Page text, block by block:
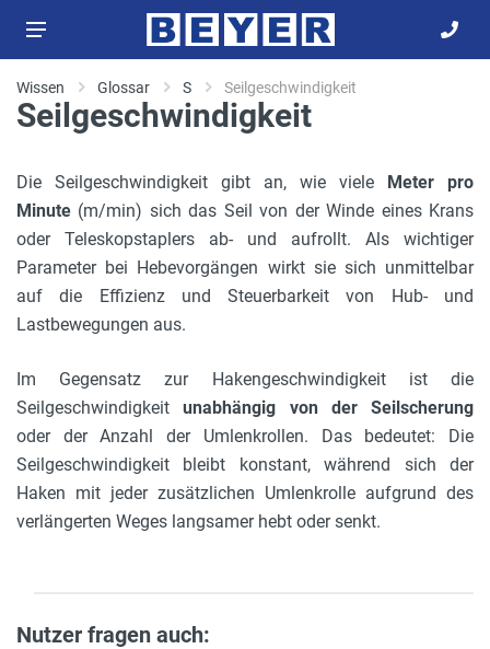
Wissen Glossar S Seilgeschwindigkeit
Seilgeschwindigkeit
Die Seilgeschwindigkeit gibt an, wie viele Meter pro
Minute (m/min) sich das Seil von der Winde eines Krans
oder Teleskopstaplers ab- und aufrollt. Als wichtiger
Parameter bei Hebevorgängen wirkt sie sich unmittelbar
auf die Effizienz und Steuerbarkeit von Hub- und
Lastbewegungen aus.
Im Gegensatz zur Hakengeschwindigkeit ist die
Seilgeschwindigkeitunabhängig von der Seilscherung
oder der Anzahl der Umlenkrollen. Das bedeutet: Die
Seilgeschwindigkeit bleibt konstant, während sich der
Haken mit jeder zusätzlichen Umlenkrolle aufgrund des
verlängerten Weges langsamer hebt oder senkt.
Nutzer fragen auch: